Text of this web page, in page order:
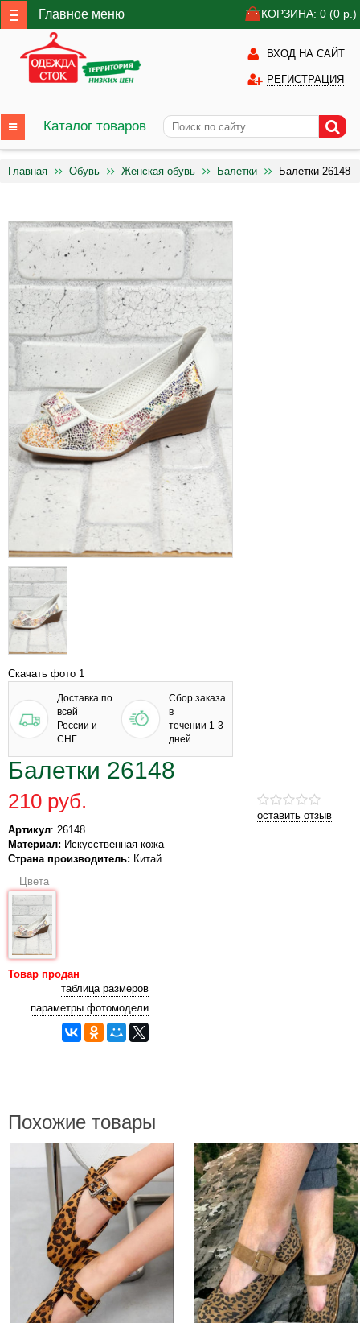
Главное меню КОРЗИНА: 0 (0 р.)
ВХОД НА САЙТ
РЕГИСТРАЦИЯ
Каталог товаров
Главная Обувь Женская обувь Балетки Балетки 26148
Скачать фото 1
Доставка по
всей
России и
СНГ
Сбор заказа
в
течении 1-3
дней
Балетки 26148
оставить отзыв
210 руб.
Артикул: 26148
Материал: Искусственная кожа
Страна производитель: Китай
Цвета
Товар продан
таблица размеров
параметры фотомодели
Похожие товары